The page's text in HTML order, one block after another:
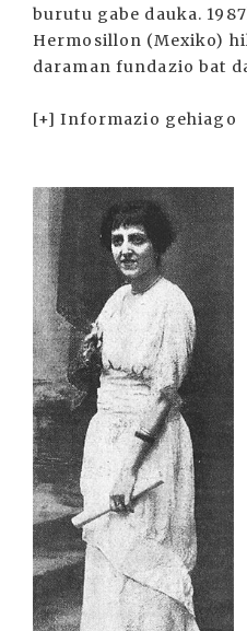
burutu gabe dauka.
Hermosillon (Mexiko)
daraman fundazio bat
[+] Informazio gehiago